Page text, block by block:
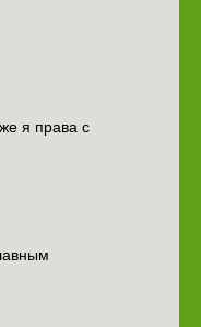
я права с